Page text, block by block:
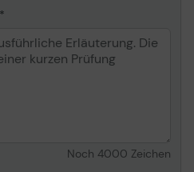
Noch 4000 Zeichen